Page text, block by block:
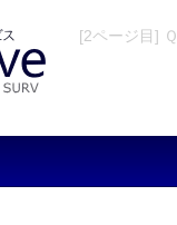
[2ページ目]